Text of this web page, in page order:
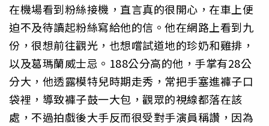
在機場看到粉絲接機，直言真的很開心，在車上便
迫不及待讀起粉絲寫給他的信。他在網路上看到九
份，很想前往觀光，也想嚐試道地的珍奶和雞排，
以及葛瑪蘭威士忌。188公分高的他，手掌有28公
分大，他透露模特兒時期走秀，常把手塞進褲子口
袋裡，導致褲子鼓一大包，觀眾的視線都落在該
處，不過拍戲後大手反而很受對手演員稱讚，因為